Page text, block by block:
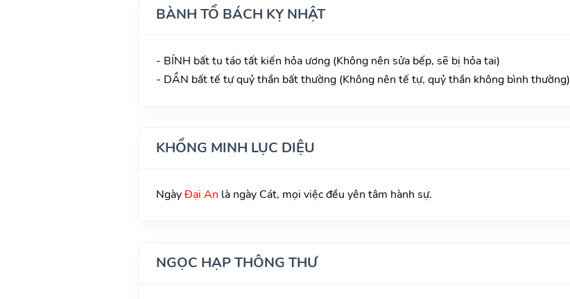
BÀNH TỔ BÁCH KỴ NHẬT
- BÍNH bất tu táo tất kiến hỏa ương (Không nên sửa bếp, sẽ bị hỏa tai)
- DẦN bất tế tự quỷ thần bất thường (Không nên tế tự, quỷ thần không bình thường)
KHỔNG MINH LỤC DIỆU
NgàyĐại An là ngày Cát, mọi việc đều yên tâm hành sự.
NGỌC HẠP THÔNG THƯ